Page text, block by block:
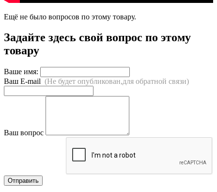
Ещё не было вопросов по этому товару.
Задайте здесь свой вопрос по этому
товару
Ваше имя:
Ваш E-mail (Не будет опубликован,для обратной связи)
Ваш вопрос
Отправить